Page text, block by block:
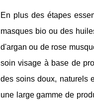
En plus des étapes
masques bio ou des
d'argan ou de rose
soin visage à base de
des soins doux, naturels
une large gamme de